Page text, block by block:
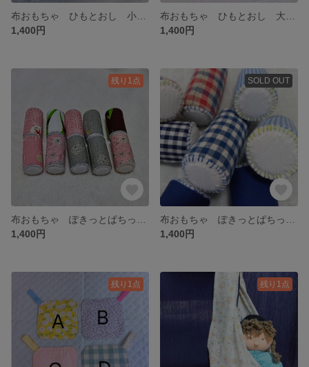
1,400円
1,400円
残り1点
1,400円
SOLD OUT
1,400円
残り1点 残り1点